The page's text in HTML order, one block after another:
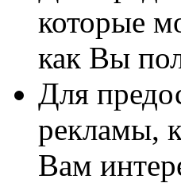
которые
как Вы
Для
рекламы,
Вам